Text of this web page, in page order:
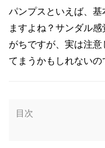
パンプスといえば、
ますよね？サンダル
がちですが、実は注
てまうかもしれないの
目次